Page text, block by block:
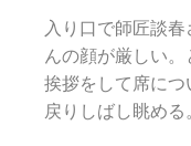
入り口で師匠談
んの顔が厳しい
挨拶をして席につ
戻りしばし眺める